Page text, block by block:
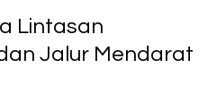
Lintasan
Jalur Mendarat